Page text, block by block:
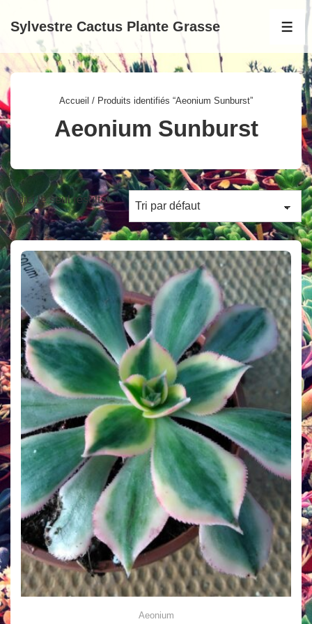
passer
contenu
principal
Sylvestre Cactus Plante Grasse
Accueil / Produits identifiés “Aeonium Sunburst”
Aeonium Sunburst
Voici le seul résultat
Aeonium